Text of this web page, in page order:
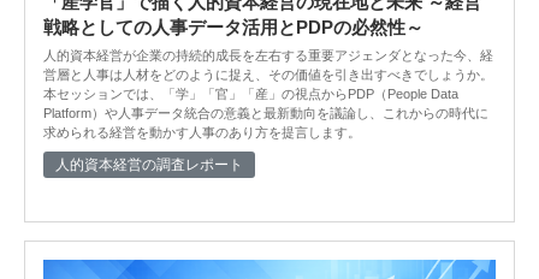
戦略としての人事データ活用とPDPの必然性～
人的資本経営が企業の持続的成長を左右する重要アジェンダとなった今、経
営層と人事は人材をどのように捉え、その価値を引き出すべきでしょうか。
本セッションでは、「学」「官」「産」の視点からPDP（People Data
Platform）や人事データ統合の意義と最新動向を議論し、これからの時代に
求められる経営を動かす人事のあり方を提言します。
人的資本経営の調査レポート